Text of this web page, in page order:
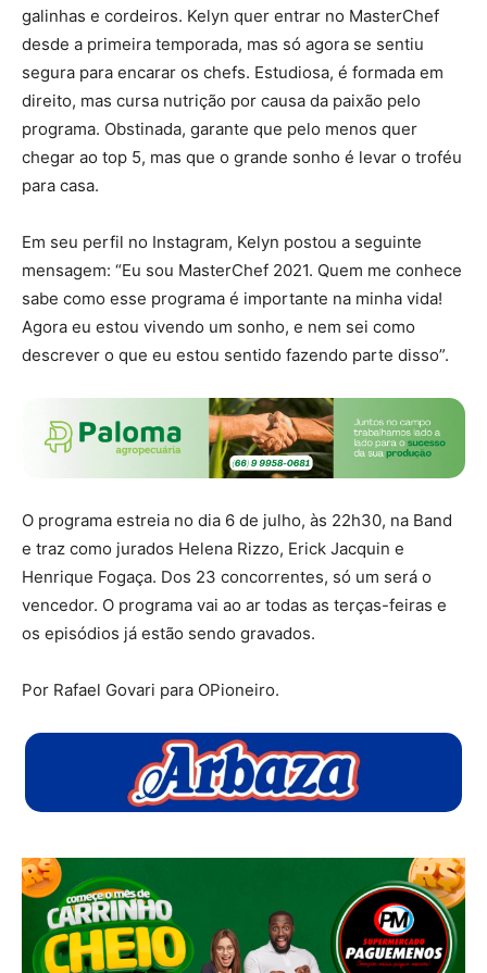
galinhas e cordeiros. Kelyn quer entrar no MasterChef
desde a primeira temporada, mas só agora se sentiu
segura para encarar os chefs. Estudiosa, é formada em
direito, mas cursa nutrição por causa da paixão pelo
programa. Obstinada, garante que pelo menos quer
chegar ao top 5, mas que o grande sonho é levar o troféu
para casa.
Em seu perfil no Instagram, Kelyn postou a seguinte
mensagem: “Eu sou MasterChef 2021. Quem me conhece
sabe como esse programa é importante na minha vida!
Agora eu estou vivendo um sonho, e nem sei como
descrever o que eu estou sentido fazendo parte disso”.
O programa estreia no dia 6 de julho, às 22h30, na Band
e traz como jurados Helena Rizzo, Erick Jacquin e
Henrique Fogaça. Dos 23 concorrentes, só um será o
vencedor. O programa vai ao ar todas as terças-feiras e
os episódios já estão sendo gravados.
Por Rafael Govari para OPioneiro.